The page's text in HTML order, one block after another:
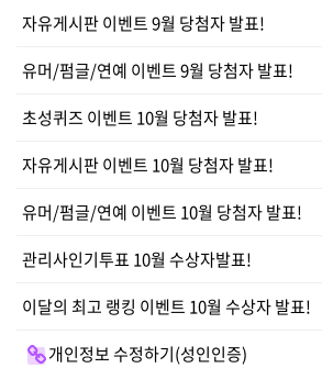
자유게시판 이벤트 9월 당첨자 발표!
유머/펌글/연예 이벤트 9월 당첨자 발표!
초성퀴즈 이벤트 10월 당첨자 발표!
자유게시판 이벤트 10월 당첨자 발표!
유머/펌글/연예 이벤트 10월 당첨자 발표!
관리사인기투표 10월 수상자발표!
이달의 최고 랭킹 이벤트 10월 수상자 발표!
개인정보 수정하기(성인인증)